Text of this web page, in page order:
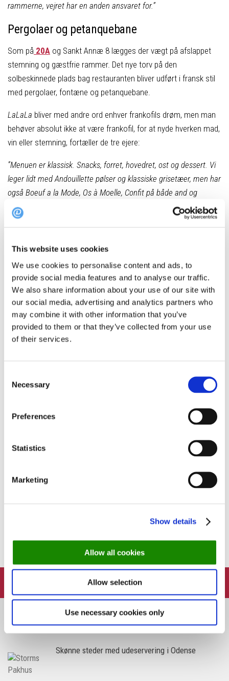
This website uses cookies
We use cookies to personalise content and ads, to
provide social media features and to analyse our traffic.
We also share information about your use of our site with
our social media, advertising and analytics partners who
may combine it with other information that you’ve
provided to them or that they’ve collected from your use
of their services.
Selection
Necessary
Preferences
Statistics
Marketing
Show details
Allow all cookies
Allow selection
Use necessary cookies only
rammerne, vejret har en anden ansvaret for.”
Pergolaer og petanquebane
Som på 20A og Sankt Annæ 8 lægges der vægt på afslappet
stemning og gæstfrie rammer. Det nye torv på den
solbeskinnede plads bag restauranten bliver udført i fransk stil
med pergolaer, fontæne og petanquebane.
LaLaLa bliver med andre ord enhver frankofils drøm, men man
behøver absolut ikke at være frankofil, for at nyde hverken mad,
vin eller stemning, fortæller de tre ejere:
”Menuen er klassisk. Snacks, forret, hovedret, ost og dessert. Vi
leger lidt med Andouillette pølser og klassiske grisetæer, men har
også Boeuf a la Mode, Os à Moelle, Confit på både and og
unghane samt rilletter og terrin’er i tankerne! Vi lægger os i den
lavere del af prisskalaen med forretter fra 65/75,- og hovedretter
til 295,- for tre retter.”
Adresse: Strandgade 98, 1403 København K
Book bord på Lalala ➤
Tags: Christianshavn
Nye top-kokke skruer op for Bornholm på restaurant
Skønne steder med udeservering i Odense